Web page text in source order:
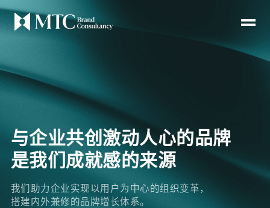
关于
服务
与企业共创激动人心的品牌
是我们成就感的来源
我们助力企业实现以用户为中心的组织变革，
搭建内外兼修的品牌增长体系。